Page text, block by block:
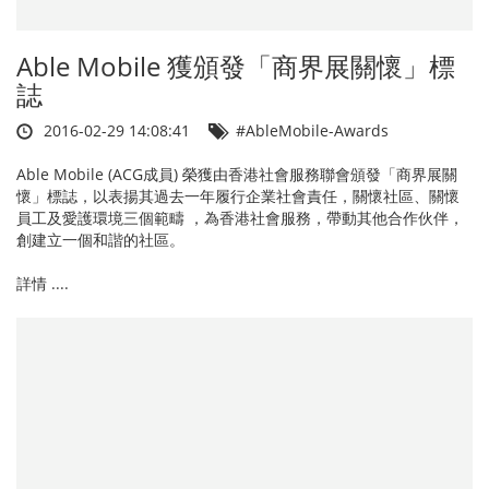
Able Mobile 獲頒發「商界展關懷」標
誌
2016-02-29 14:08:41 #AbleMobile-Awards
Able Mobile (ACG成員) 榮獲由香港社會服務聯會頒發「商界展關
懷」標誌，以表揚其過去一年履行企業社會責任，關懷社區、關懷
員工及愛護環境三個範疇 ，為香港社會服務，帶動其他合作伙伴，
創建立一個和諧的社區。
詳情 ....